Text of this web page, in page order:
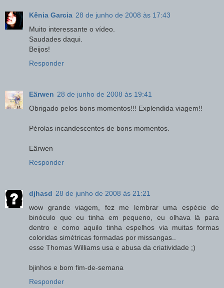
Kênia Garcia 28 de junho de 2008 às 17:43
Muito interessante o vídeo.
Saudades daqui.
Beijos!
Responder
Eärwen 28 de junho de 2008 às 19:41
Obrigado pelos bons momentos!!! Explendida viagem!!
Pérolas incandescentes de bons momentos.
Eärwen
Responder
djhasd 28 de junho de 2008 às 21:21
wow grande viagem, fez me lembrar uma espécie de
binóculo que eu tinha em pequeno, eu olhava lá para
dentro e como aquilo tinha espelhos via muitas formas
coloridas simétricas formadas por missangas..
esse Thomas Williams usa e abusa da criatividade ;)
bjinhos e bom fim-de-semana
Responder